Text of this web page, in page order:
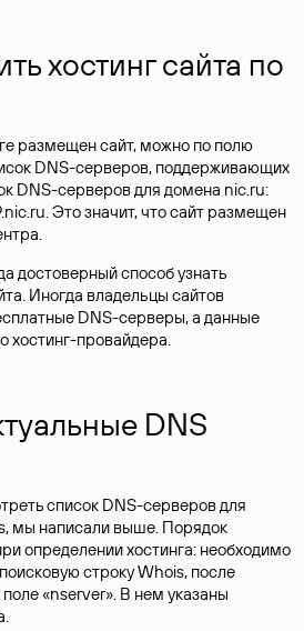
хостинг сайта по
размещен сайт, можно по полю
DNS-серверов, поддерживающих
DNS-серверов для домена nic.ru:
Это значит, что сайт размещен
достоверный способ узнать
Иногда владельцы сайтов
DNS-серверы, а данные
хостинг-провайдера.
DNS
список DNS-серверов для
мы написали выше. Порядок
определении хостинга: необходимо
строку Whois, после
«nserver». В нем указаны